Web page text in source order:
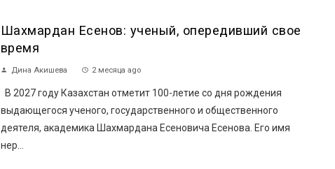
Шахмардан Есенов: ученый, опередивший свое
время
Дина Акишева 2 месяца ago
В 2027 году Казахстан отметит 100-летие со дня рождения
выдающегося ученого, государственного и общественного
деятеля, академика Шахмардана Есеновича Есенова. Его имя
нер...